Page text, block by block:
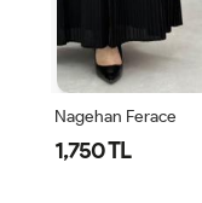
Nagehan Ferace
1,750 TL